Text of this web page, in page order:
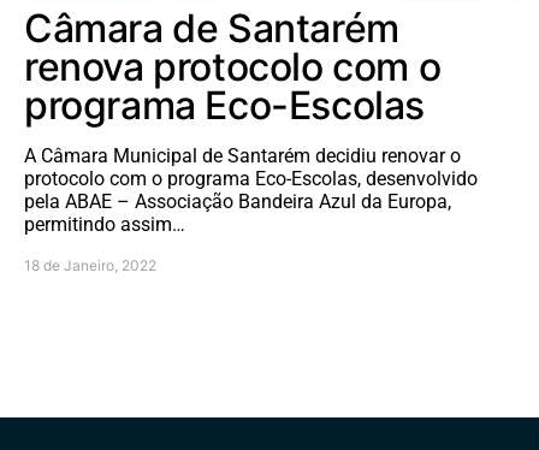
Câmara de Santarém
renova protocolo com o
programa Eco-Escolas
A Câmara Municipal de Santarém decidiu renovar o
protocolo com o programa Eco-Escolas, desenvolvido
pela ABAE – Associação Bandeira Azul da Europa,
permitindo assim…
18 de Janeiro, 2022